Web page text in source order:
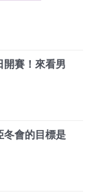
開賽！來看男
冬會的目標是